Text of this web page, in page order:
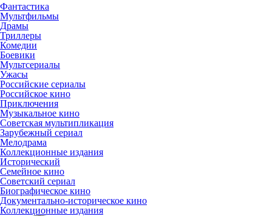
Фантастика
Мультфильмы
Драмы
Триллеры
Комедии
Боевики
Мультсериалы
Ужасы
Российские сериалы
Российское кино
Приключения
Музыкальное кино
Советская мультипликация
Зарубежный сериал
Мелодрама
Коллекционные издания
Исторический
Семейное кино
Советский сериал
Биографическое кино
Документально-историческое кино
Коллекционные издания